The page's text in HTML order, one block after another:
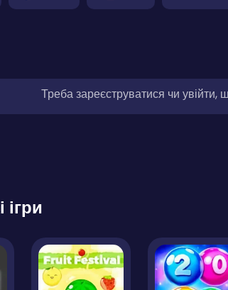
Треба зареєструватися чи
ігри